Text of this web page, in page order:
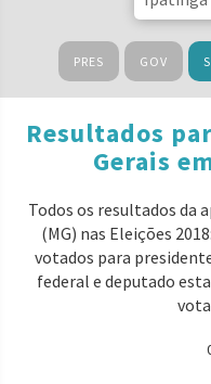
PRES GOV
Resultados
Gerais
Todos os resultados da
(MG) nas Eleições
votados para
federal e deputado